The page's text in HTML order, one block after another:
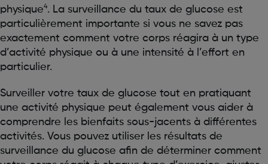
physique4. La surveillance du taux de glucose est
particulièrement importante si vous ne savez pas
exactement comment votre corps réagira à un type
d’activité physique ou à une intensité à l’effort en
particulier.
Surveiller votre taux de glucose tout en pratiquant
une activité physique peut également vous aider à
comprendre les bienfaits sous-jacents à différentes
activités. Vous pouvez utiliser les résultats de
surveillance du glucose afin de déterminer comment